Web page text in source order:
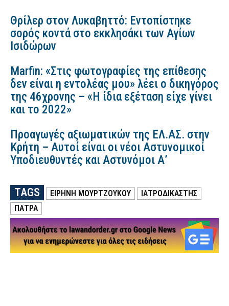
Θρίλερ στον Λυκαβηττό: Εντοπίστηκε
σορός κοντά στο εκκλησάκι των Αγίων
Ισιδώρων
Marfin: «Στις φωτογραφίες της επίθεσης
δεν είναι η εντολέας μου» λέει ο δικηγόρος
της 46χρονης – «Η ίδια εξέταση είχε γίνει
και το 2022»
Προαγωγές αξιωματικών της ΕΛ.ΑΣ. στην
Κρήτη – Αυτοί είναι οι νέοι Αστυνομικοί
Υποδιευθυντές και Αστυνόμοι Α’
TAGS ΕΙΡΉΝΗ ΜΟΥΡΤΖΟΎΚΟΥ
ΙΑΤΡΟΔΙΚΑΣΤΗΣ
ΠΑΤΡΑ